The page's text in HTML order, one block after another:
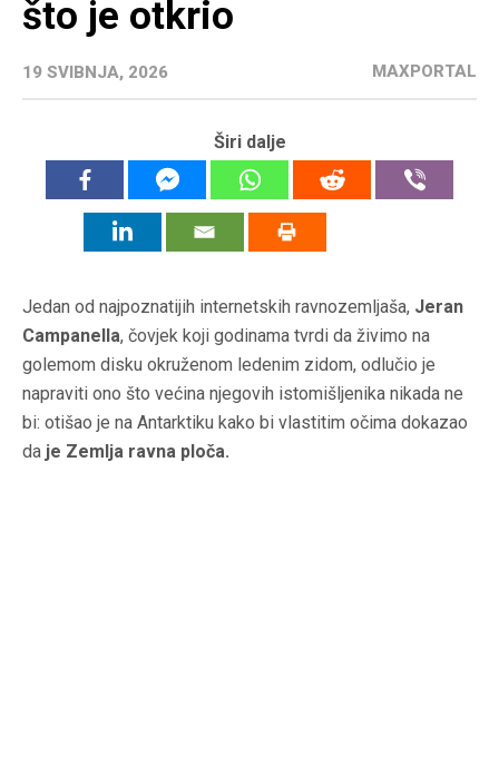
što je otkrio
19 SVIBNJA, 2026 MAXPORTAL
Širi dalje
Jedan od najpoznatijih internetskih ravnozemljaša, Jeran
Campanella, čovjek koji godinama tvrdi da živimo na
golemom disku okruženom ledenim zidom, odlučio je
napraviti ono što većina njegovih istomišljenika nikada ne
bi: otišao je na Antarktiku kako bi vlastitim očima dokazao
da je Zemlja ravna ploča.